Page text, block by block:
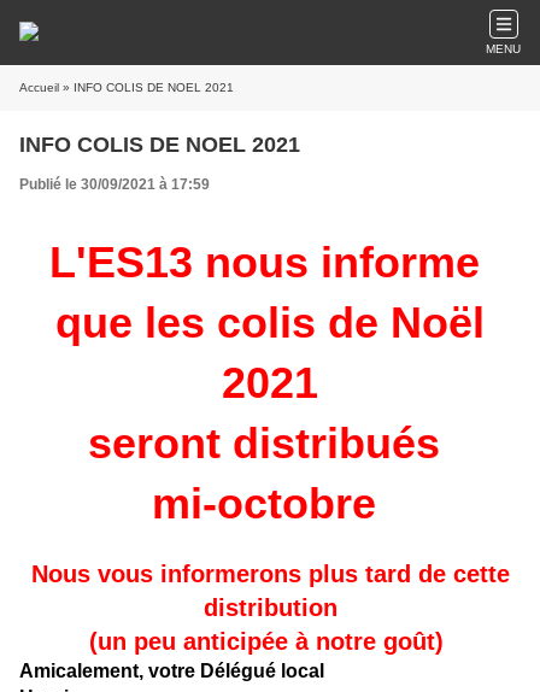
MENU
Accueil » INFO COLIS DE NOEL 2021
INFO COLIS DE NOEL 2021
Publié le 30/09/2021 à 17:59
L'ES13 nous informe
que les colis de Noël
2021
seront distribués
mi-octobre
Nous vous informerons plus tard de cette
distribution
(un peu anticipée à notre goût)
Amicalement, votre Délégué local